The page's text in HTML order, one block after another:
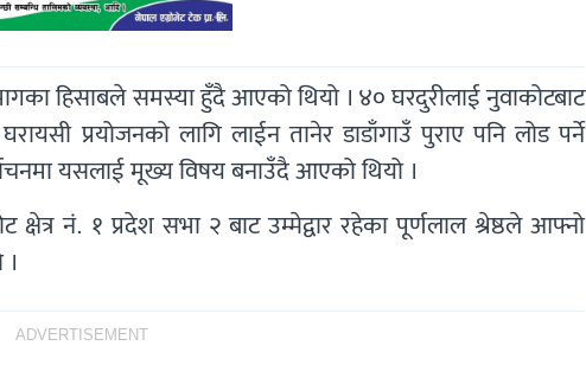
हिसाबले समस्या हुँदै आएको थियो । ४० घरदुरीलाई नुवाकोटबाट
प्रयोजनको लागि लाईन तानेर डाडाँगाउँ पुराए पनि लोड पर्ने
यसलाई मूख्य विषय बनाउँदै आएको थियो ।
नं. १ प्रदेश सभा २ बाट उम्मेद्वार रहेका पूर्णलाल श्रेष्ठले आफ्नो
ADVERTISEMENT